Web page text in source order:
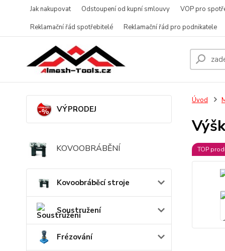
Jak nakupovat Odstoupení od kupní smlouvy VOP pro
Reklamační řád spotřebitelé
Reklamační řád pro podnikatele
VÝPRODEJ
KOVOOBRÁBĚNÍ
Kovoobráběcí stroje
Soustružení
Frézování
Úvod
TOP